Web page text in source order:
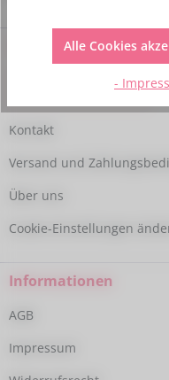
Shop Service
Vertrag widerrufen
Kontakt
Versand und
Über uns
Cookie-Einstellungen
Informationen
AGB
Impressum
Alle Cookies
-